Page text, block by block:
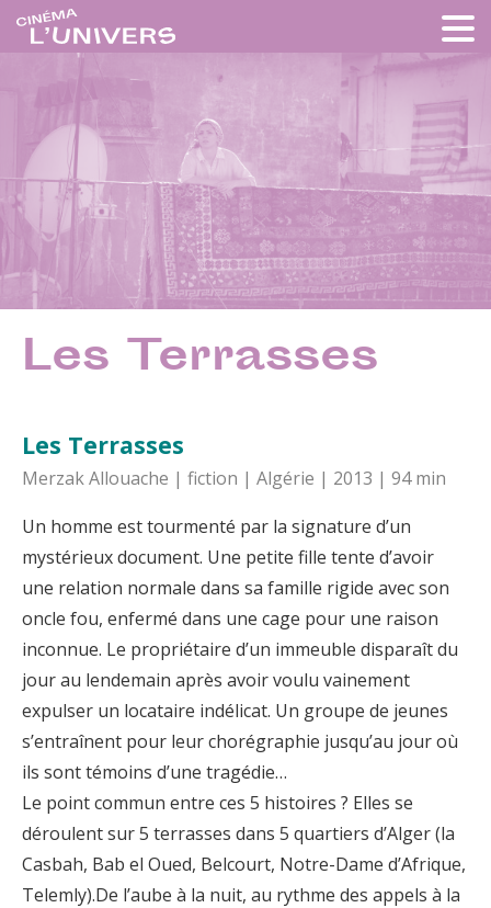
Les Terrasses
Les Terrasses
Merzak Allouache | fiction | Algérie | 2013 | 94 min
Un homme est tourmenté par la signature d’un
mystérieux document. Une petite fille tente d’avoir
une relation normale dans sa famille rigide avec son
oncle fou, enfermé dans une cage pour une raison
inconnue. Le propriétaire d’un immeuble disparaît du
jour au lendemain après avoir voulu vainement
expulser un locataire indélicat. Un groupe de jeunes
s’entraînent pour leur chorégraphie jusqu’au jour où
ils sont témoins d’une tragédie…
Le point commun entre ces 5 histoires ? Elles se
déroulent sur 5 terrasses dans 5 quartiers d’Alger (la
Casbah, Bab el Oued, Belcourt, Notre-Dame d’Afrique,
Telemly).De l’aube à la nuit, au rythme des appels à la